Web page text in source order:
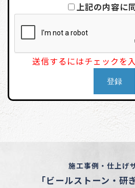
上記の内容に
送信するにはチェックを
施工事例・仕上げ
「ビールストーン・研